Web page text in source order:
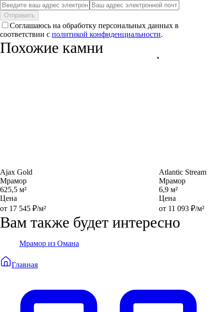
Отправить
Соглашаюсь на обработку персональных данных в
соответствии с политикой конфиденциальности.
Похожие камни
Ajax Gold
Мрамор
625,5 м²
Цена
от 17 545 ₽/м²
Atlantic Stream
Мрамор
6,9 м²
Цена
от 11 093 ₽/м²
Вам также будет интересно
Мрамор из Омана
Главная